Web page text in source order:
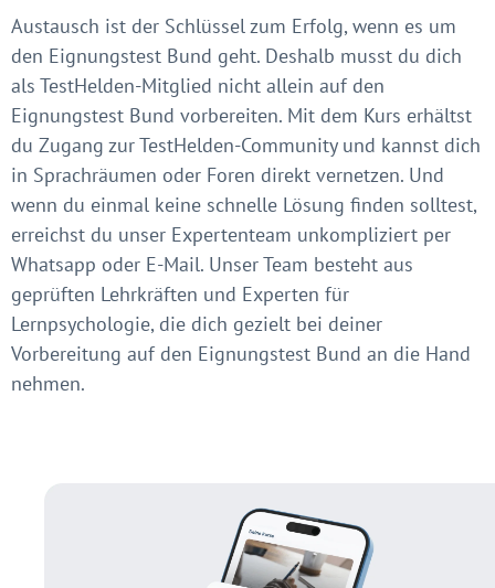
Austausch ist der Schlüssel zum Erfolg, wenn es um
den Eignungstest Bund geht. Deshalb musst du dich
als TestHelden-Mitglied nicht allein auf den
Eignungstest Bund vorbereiten. Mit dem Kurs erhältst
du Zugang zur TestHelden-Community und kannst dich
in Sprachräumen oder Foren direkt vernetzen. Und
wenn du einmal keine schnelle Lösung finden solltest,
erreichst du unser Expertenteam unkompliziert per
Whatsapp oder E-Mail. Unser Team besteht aus
geprüften Lehrkräften und Experten für
Lernpsychologie, die dich gezielt bei deiner
Vorbereitung auf den Eignungstest Bund an die Hand
nehmen.